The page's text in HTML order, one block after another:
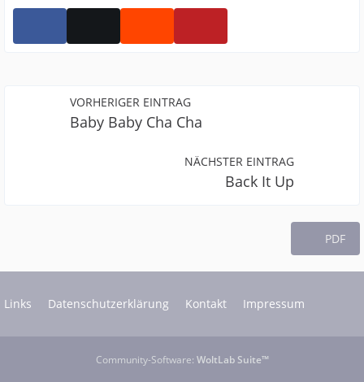
VORHERIGER EINTRAG
Baby Baby Cha Cha
NÄCHSTER EINTRAG
Back It Up
PDF
Links Datenschutzerklärung Kontakt Impressum
Community-Software: WoltLab Suite™